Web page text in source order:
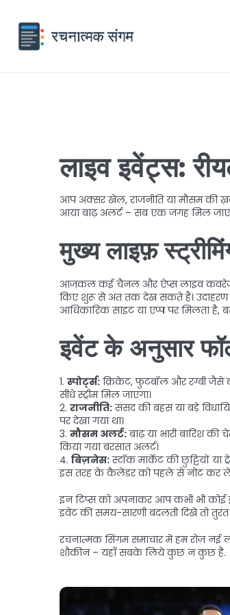
लाइव इवेंट्स:
आप अक्सर खेल, राजनीति या मौसम की
आया बाढ़ अलर्ट – सब एक जगह मिल
मुख्य लाइफ़
आजकल कई चैनल और ऐप्स लाइव कवरेज देते
किए शुरू से अंत तक देख सकते हैं। उदाहरण के
आधिकारिक साइट या एप्प पर मिलता है,
इवेंट के अनुसार
1. स्पोर्ट्स: क्रिकेट, फुटबॉल और रग्बी जैसे
सीधे स्ट्रीम मिल जाएगा।
2. राजनीति:संसद की बहस या बड़े
पर देखा गया था।
3. मौसम अलर्ट:बाढ़ या भारी बारिश
किया गया बरसात अलर्ट।
4. बिज़नेस:स्टॉक मार्केट की छुट्टियों
इस तरह के कैलेंडर को पहले से नोट कर
इन टिप्स को अपनाकर आप कभी भी कोई
इवेंट की समय-सारणी बदलती दिखे तो
रचनात्मक सिंगम समाचार में हम रोज़
शौकीन – यहाँ सबके लिये कुछ न कुछ है.